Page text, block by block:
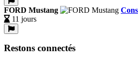
FORD Mustang
11 jours
Restons connectés